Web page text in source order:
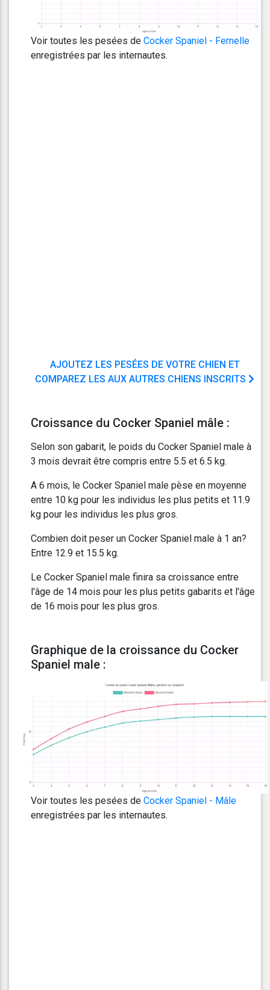
Voir toutes les pesées de Cocker Spaniel - Femelle
enregistrées par les internautes.
AJOUTEZ LES PESÉES DE VOTRE CHIEN ET
COMPAREZ LES AUX AUTRES CHIENS INSCRITS
Croissance du Cocker Spaniel mâle :
Selon son gabarit, le poids du Cocker Spaniel male à
3 mois devrait être compris entre 5.5 et 6.5 kg.
A 6 mois, le Cocker Spaniel male pèse en moyenne
entre 10 kg pour les individus les plus petits et 11.9
kg pour les individus les plus gros.
Combien doit peser un Cocker Spaniel male à 1 an?
Entre 12.9 et 15.5 kg.
Le Cocker Spaniel male finira sa croissance entre
l'âge de 14 mois pour les plus petits gabarits et l'âge
de 16 mois pour les plus gros.
Graphique de la croissance du Cocker
Spaniel male :
Voir toutes les pesées de Cocker Spaniel - Mâle
enregistrées par les internautes.